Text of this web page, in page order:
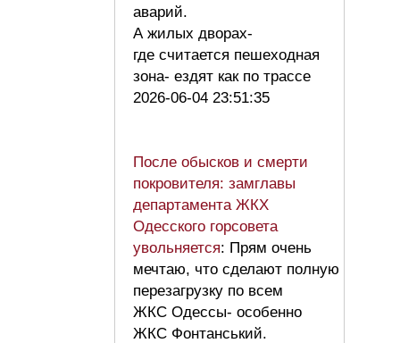
аварий.
А жилых дворах-
где считается пешеходная
зона- ездят как по трассе
2026-06-04 23:51:35
После обысков и смерти
покровителя: замглавы
департамента ЖКХ
Одесского горсовета
увольняется: Прям очень
мечтаю, что сделают полную
перезагрузку по всем
ЖКС Одессы- особенно
ЖКС Фонтанський.